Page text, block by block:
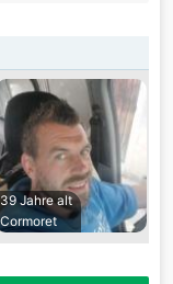
39 Jahre alt
Cormoret